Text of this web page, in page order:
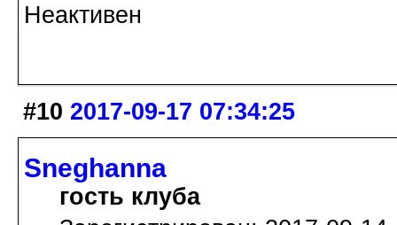
Неактивен
#10 2017-09-17 07:34:25
Sneghanna
гость клуба